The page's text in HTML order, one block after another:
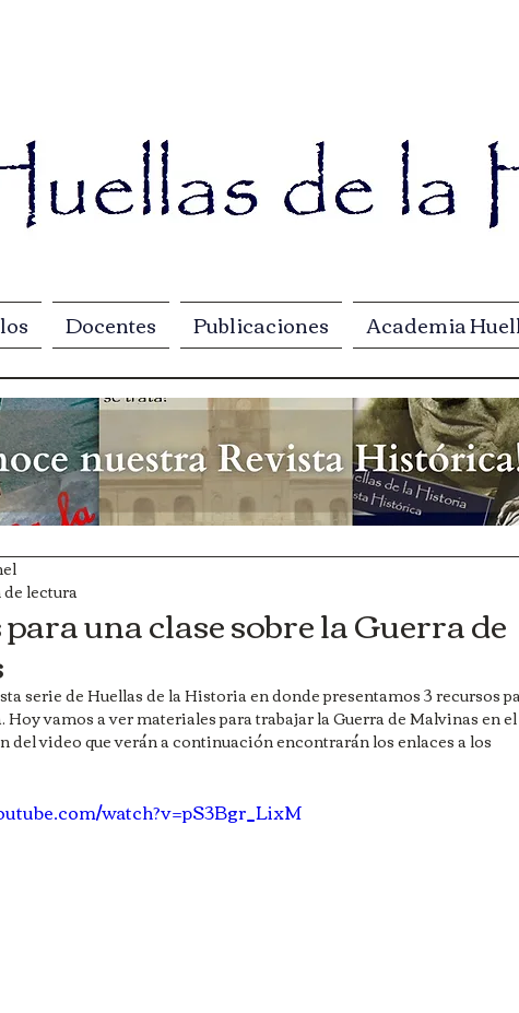
Docentes Publicaciones Academia
una clase sobre la Guerra de
lectura
serie de Huellas de la Historia en donde presentamos 3 recursos
vamos a ver materiales para trabajar la Guerra de Malvinas en el
del video que verán a continuación encontrarán los enlaces a los
watch?v=pS3Bgr_LixM